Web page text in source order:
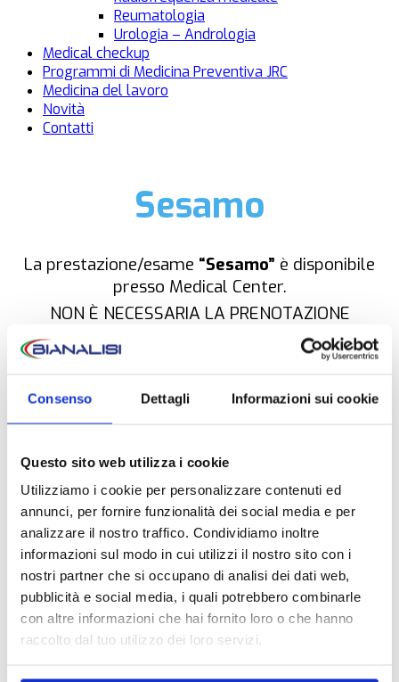
Consenso Dettagli Informazioni sui cookie
Questo sito web utilizza i cookie
Utilizziamo i cookie per personalizzare contenuti ed
annunci, per fornire funzionalità dei social media e per
analizzare il nostro traffico. Condividiamo inoltre
informazioni sul modo in cui utilizzi il nostro sito con i
nostri partner che si occupano di analisi dei dati web,
pubblicità e social media, i quali potrebbero combinarle
con altre informazioni che hai fornito loro o che hanno
raccolto dal tuo utilizzo dei loro servizi.
Reumatologia
Urologia – Andrologia
Medical checkup
Programmi di Medicina Preventiva JRC
Medicina del lavoro
Novità
Contatti
Sesamo
La prestazione/esame “Sesamo” è disponibile
presso Medical Center.
NON È NECESSARIA LA PRENOTAZIONE
OPZIONI DI CONTATTO
+39.0331.958.095
WhatsApp